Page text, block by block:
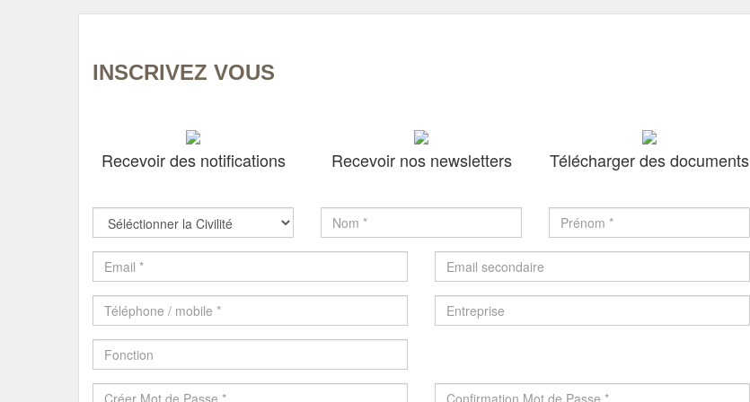
INSCRIVEZ VOUS
Recevoir des notifications Recevoir nos newsletters Télécharger des documents